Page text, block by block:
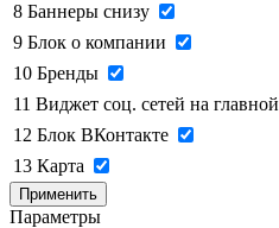
8 Баннеры снизу
9 Блок о компании
10 Бренды
11 Виджет соц. сетей на главной
12 Блок ВКонтакте
13 Карта
Применить
Параметры